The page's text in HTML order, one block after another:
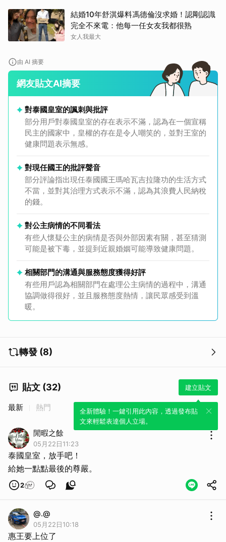
結婚10年舒淇爆料馮德倫沒求婚！認剛認識
完全不來電：他每一任女友我都很熟
女人我最大
由 AI 摘要
網友貼文AI摘要
對泰國皇室的諷刺與批評
部分用戶對泰國皇室的存在表示不滿，認為在一個宣稱
民主的國家中，皇權的存在是令人嘲笑的，並對王室的
健康問題表示無感。
對現任國王的批評聲音
部分評論指出現任泰國國王瑪哈瓦吉拉隆功的生活方式
不當，並對其治理方式表示不滿，認為其浪費人民納稅
的錢。
對公主病情的不同看法
有些人懷疑公主的病情是否與外部因素有關，甚至猜測
可能是被下毒，並提到近親婚姻可能導致健康問題。
相關部門的溝通與服務態度獲得好評
有些用戶認為相關部門在處理公主病情的過程中，溝通
協調做得很好，並且服務態度熱情，讓民眾感受到溫
暖。
轉發 (8)
貼文 (32) 建立貼文
全新體驗！一鍵引用此內容，透過發布貼
文來輕鬆表達個人立場。
最新 熱門
閒暇之餘
05月22日11:23
泰國皇室，放手吧！
給她一點點最後的尊嚴。
2
@.@
05月22日10:18
惠王要上位了
取消